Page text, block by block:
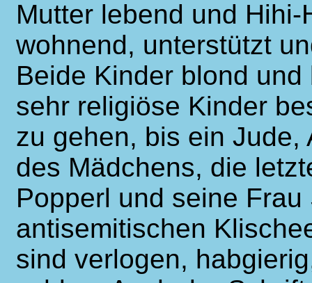
Mutter lebend und
wohnend, unterstützt
Beide Kinder blond
sehr religiöse Kinder
zu gehen, bis ein Jude,
des Mädchens, die
Popperl und seine
antisemitischen
sind verlogen,